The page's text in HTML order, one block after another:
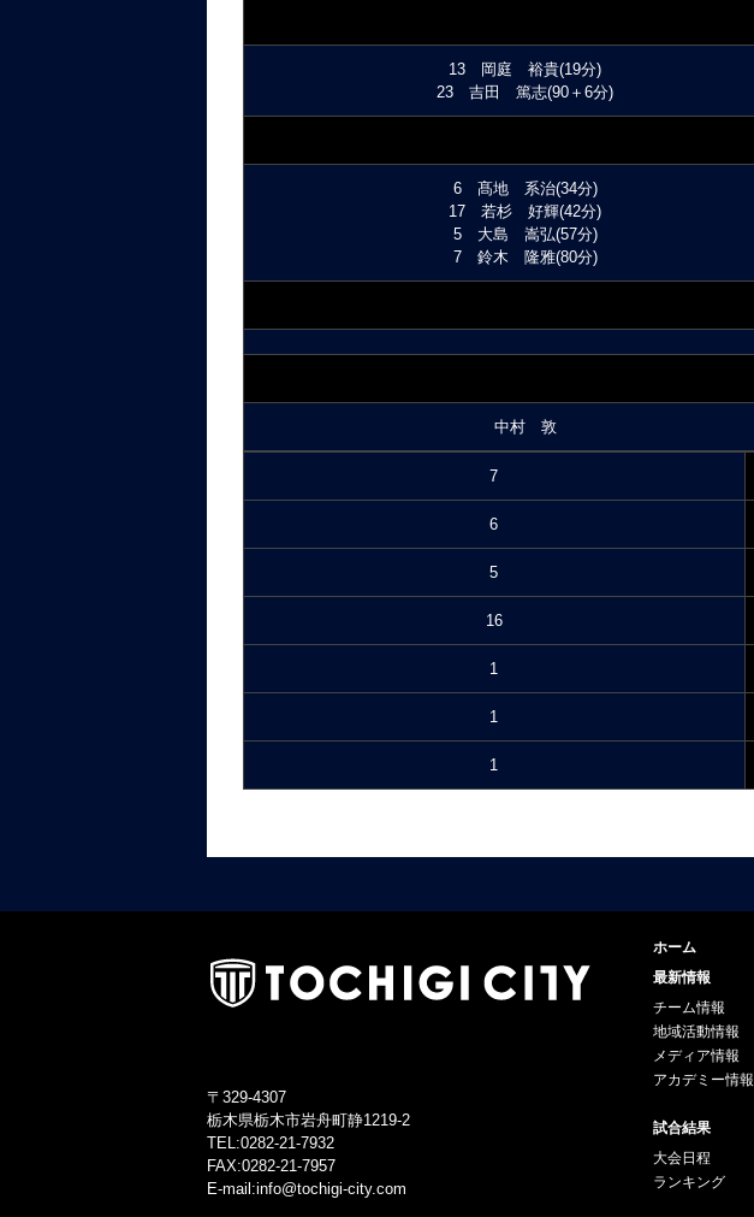
13 岡庭 裕貴(19分)
23 吉田 篤志(90＋6分)
6 髙地 系治(34分)
17 若杉 好輝(42分)
5 大島 嵩弘(57分)
7 鈴木 隆雅(80分)
中村 敦
7
6
5
16
1
1
1
〒329-4307
栃木県栃木市岩舟町静1219-2
TEL:0282-21-7932
FAX:0282-21-7957
E-mail:info@tochigi-city.com
ホーム
最新情報
チーム情報
地域活動情報
メディア情報
アカデミー情報
試合結果
大会日程
ランキング